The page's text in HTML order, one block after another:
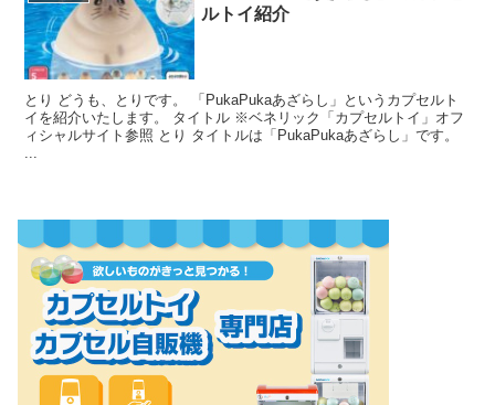
ルトイ紹介
とり どうも、とりです。 「PukaPukaあざらし」というカプセルト
イを紹介いたします。 タイトル ※ベネリック「カプセルトイ」オフ
ィシャルサイト参照 とり タイトルは「PukaPukaあざらし」です。